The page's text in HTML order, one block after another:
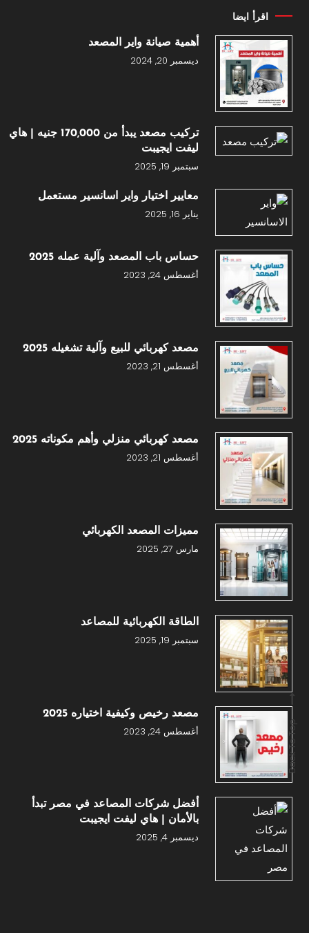
اقرأ ايضا
أهمية صيانة واير المصعد
ديسمبر 20, 2024
تركيب مصعد يبدأ من 170,000 جنيه | هاي
ليفت ايجيبت
سبتمبر 19, 2025
معايير اختيار واير اسانسير مستعمل
يناير 16, 2025
حساس باب المصعد وآلية عمله 2025
أغسطس 24, 2023
مصعد كهربائي للبيع وآلية تشغيله 2025
أغسطس 21, 2023
مصعد كهربائي منزلي وأهم مكوناته 2025
أغسطس 21, 2023
مميزات المصعد الكهربائي
مارس 27, 2025
الطاقة الكهربائية للمصاعد
سبتمبر 19, 2025
مصعد رخيص وكيفية اختياره 2025
أغسطس 24, 2023
أفضل شركات المصاعد في مصر تبدأ
بالأمان | هاي ليفت ايجيبت
ديسمبر 4, 2025
Back To Top